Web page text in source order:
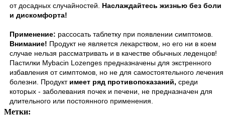
от досадных случайностей. Наслаждайтесь жизнью без боли
и дискомфорта!
Применение: рассосать таблетку при появлении симптомов.
Внимание! Продукт не является лекарством, но его ни в коем
случае нельзя рассматривать и в качестве обычных леденцов!
Пастилки Mybacin Lozenges предназначены для экстренного
избавления от симптомов, но не для самостоятельного лечения
болезни. Продуктимеет ряд противопоказаний, среди
которых - заболевания почек и печени, не предназначен для
длительного или постоянного применения.
Метки: